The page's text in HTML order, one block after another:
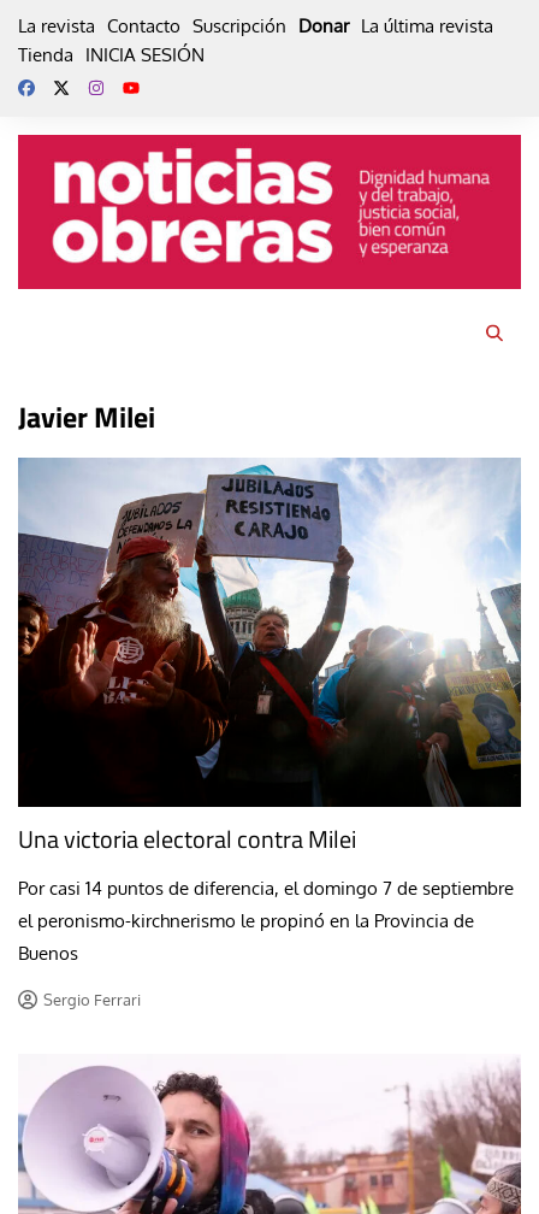
La revista Contacto Suscripción Donar La última revista
Tienda
INICIA SESIÓN
Javier Milei
Una victoria electoral contra Milei
Por casi 14 puntos de diferencia, el domingo 7 de septiembre
el peronismo-kirchnerismo le propinó en la Provincia de
Buenos
Sergio Ferrari